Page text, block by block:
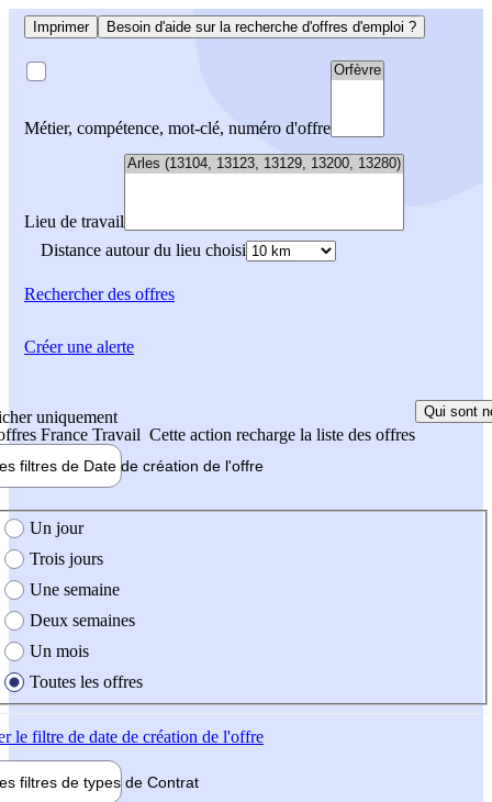
Imprimer Besoin d'aide sur la recherche d'offres d'emploi ?
Métier, compétence, mot-clé, numéro d'offre
Lieu de travail
Distance autour du lieu choisi
Rechercherdes offres
uniquement
France Travail Cette action recharge la liste des offres
Qui sont
filtres de Date de création de l'offre
création de l'offre
Un jour
Trois jours
Une semaine
Deux semaines
Un mois
Toutes les offres
le filtre de date de création de l'offre
filtres de types de Contrat
Créer une alerte